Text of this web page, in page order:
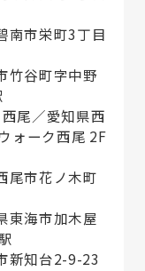
南市栄町3丁目
竹谷町字中野
尾／愛知県西
ォーク西尾 2F
尾市花ノ木町
東海市加木屋
新知台2-9-23